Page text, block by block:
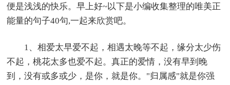
便是浅浅的快乐。早上好~以下是小编收集整理的唯美正
能量的句子40句,一起来欣赏吧。
1、相爱太早爱不起，相遇太晚等不起，缘分太少伤
不起，桃花太多也爱不起。真正的爱情，没有早到晚
到，没有或多或少，是你，就是你。"归属感"就是你强